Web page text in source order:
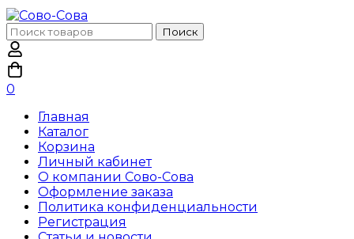
Поиск
по:
Поиск
0
Главная
Каталог
Корзина
Личный кабинет
О компании Сово-Сова
Оформление заказа
Политика конфиденциальности
Регистрация